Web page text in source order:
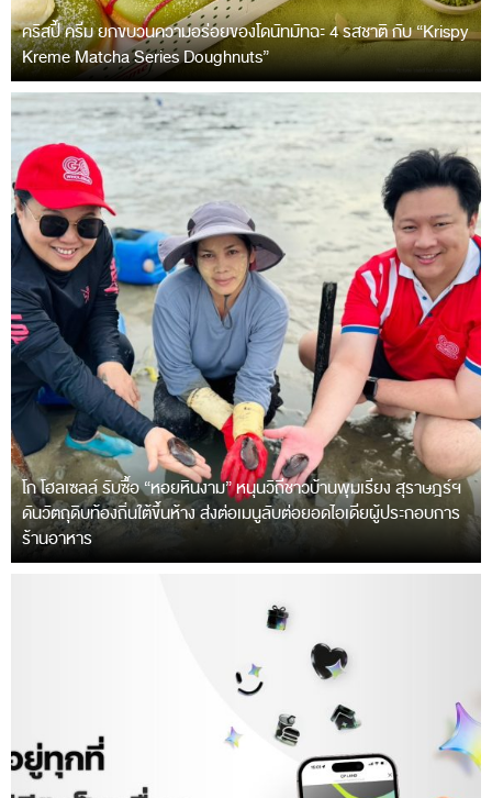
คริสปี้ ครีม ยกขบวนความอร่อยของโดนัทมัทฉะ 4 รสชาติ กับ “Krispy
Kreme Matcha Series Doughnuts”
โก โฮลเซลล์ รับซื้อ “หอยหินงาม” หนุนวิถีชาวบ้านพุมเรียง สุราษฎร์ฯ
ดันวัตถุดิบท้องถิ่นใต้ขึ้นห้าง ส่งต่อเมนูลับต่อยอดไอเดียผู้ประกอบการ
ร้านอาหาร